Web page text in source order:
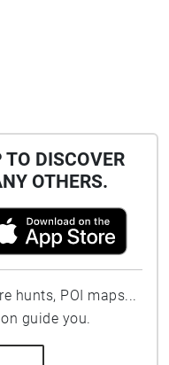
DISCOVER
OTHERS.
hunts, POI maps...
guide you.